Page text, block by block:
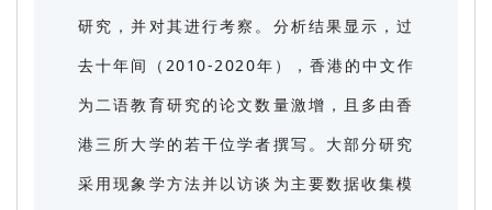
研究，并对其进行考察。分析结果显示，过
去十年间（2010-2020年），香港的中文作
为二语教育研究的论文数量激增，且多由香
港三所大学的若干位学者撰写。大部分研究
采用现象学方法并以访谈为主要数据收集模